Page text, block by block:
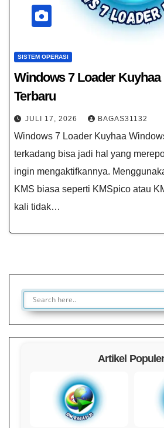
SISTEM OPERASI
Windows 7 Loader Kuyhaa​
Terbaru
JULI 17, 2026 BAGAS31132
Windows 7 Loader Kuyhaa​
terkadang bisa jadi hal yang
ingin mengaktifkannya.
KMS biasa seperti KMSpico atau
kali tidak…
Artikel